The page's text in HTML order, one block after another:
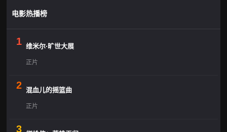
电影热播榜
1 维米尔·旷世大展
正片
2 混血儿的摇篮曲
正片
3